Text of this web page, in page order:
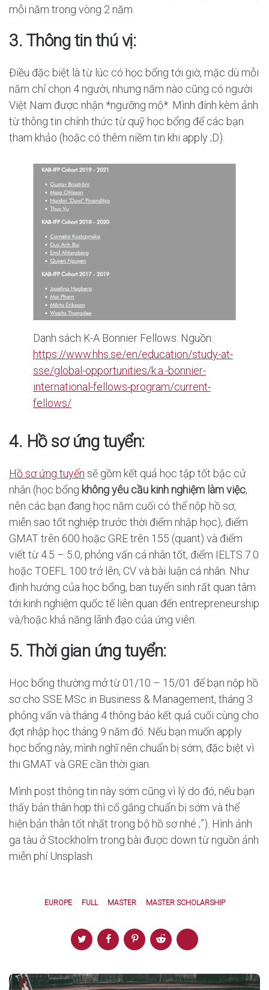
mỗi năm trong vòng 2 năm.
3. Thông tin thú vị:
Điều đặc biệt là từ lúc có học bổng tới giờ, mặc dù mỗi
năm chỉ chọn 4 người, nhưng năm nào cũng có người
Việt Nam được nhận *ngưỡng mộ*. Mình đính kèm ảnh
từ thông tin chính thức từ quỹ học bổng để các bạn
tham khảo (hoặc có thêm niềm tin khi apply ;D).
Danh sách K-A Bonnier Fellows. Nguồn:
https://www.hhs.se/en/education/study-at-
sse/global-opportunities/k.a.-bonnier-
international-fellows-program/current-
fellows/
4. Hồ sơ ứng tuyển:
Hồ sơ ứng tuyển sẽ gồm kết quả học tập tốt bậc cử
nhân (học bổng không yêu cầu kinh nghiệm làm việc,
nên các bạn đang học năm cuối có thể nộp hồ sơ,
miễn sao tốt nghiệp trước thời điểm nhập học), điểm
GMAT trên 600 hoặc GRE trên 155 (quant) và điểm
viết từ 4.5 – 5.0, phỏng vấn cá nhân tốt, điểm IELTS 7.0
hoặc TOEFL 100 trở lên, CV và bài luận cá nhân. Như
định hướng của học bổng, ban tuyển sinh rất quan tâm
tới kinh nghiệm quốc tế liên quan đến entrepreneurship
và/hoặc khả năng lãnh đạo của ứng viên.
5. Thời gian ứng tuyển:
Học bổng thường mở từ 01/10 – 15/01 để bạn nộp hồ
sơ cho SSE MSc in Business & Management, tháng 3
phỏng vấn và tháng 4 thông báo kết quả cuối cùng cho
đợt nhập học tháng 9 năm đó. Nếu bạn muốn apply
học bổng này, mình nghĩ nên chuẩn bị sớm, đặc biệt vì
thi GMAT và GRE cần thời gian.
Mình post thông tin này sớm cũng vì lý do đó, nếu bạn
thấy bản thân hợp thì cố gắng chuẩn bị sớm và thể
hiện bản thân tốt nhất trong bộ hồ sơ nhé ;”). Hình ảnh
ga tàu ở Stockholm trong bài được down từ nguồn ảnh
miễn phí Unsplash.
EUROPE FULL MASTER MASTER SCHOLARSHIP
Post